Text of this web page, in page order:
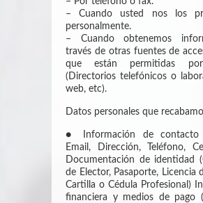
– Cuando usted nos los
personalmente.
– Cuando obtenemos
través de otras fuentes de
que están permitidas
(Directorios telefónicos o
web, etc).
Datos personales que
● Información de contacto
Email, Dirección, Teléfono,
Documentación de identidad
de Elector, Pasaporte, Licencia
Cartilla o Cédula Profesional)
financiera y medios de pago